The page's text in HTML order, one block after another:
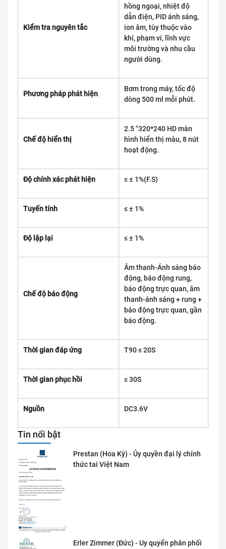
Kiểm tra nguyên tắc
hồng ngoại, nhiệt độ
dẫn điện, PID ánh sáng,
ion âm, tùy thuộc vào
khí, phạm vi, lĩnh vực
môi trường và nhu cầu
người dùng.
Phương pháp phát hiện
Bơm trong máy, tốc độ
dòng 500 ml mỗi phút.
Chế độ hiển thị
2.5 "320*240 HD màn
hình hiển thị màu, 8 nút
hoạt động.
Độ chính xác phát hiện ≤ ± 1%(F.S)
Tuyến tính ≤ ± 1%
Độ lặp lại ≤ ± 1%
Chế độ báo động
Âm thanh-Ánh sáng báo
động, báo động rung,
báo động trực quan, âm
thanh-ánh sáng + rung +
báo động trực quan, gần
báo động.
Thời gian đáp ứng T90 ≤ 20S
Thời gian phục hồi ≤ 30S
Nguồn DC3.6V
Tin nổi bật
Prestan (Hoa Kỳ) - Ủy quyền đại lý chính
thức tai Việt Nam
Erler Zimmer (Đức) - Uy quyển phân phối